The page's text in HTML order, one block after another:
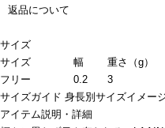
返品について
サイズ
サイズ
幅 重さ（g）
フリー
0.2 3
サイズガイド 身長別サイズイメー
アイテム説明・詳細